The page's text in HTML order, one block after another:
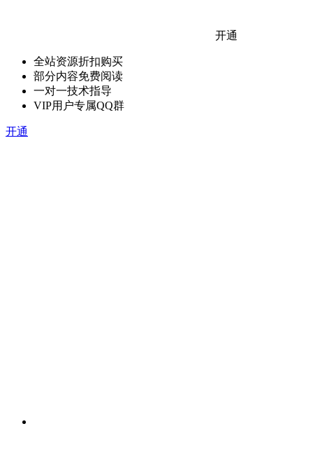
开通
全站资源折扣购买
部分内容免费阅读
一对一技术指导
VIP用户专属QQ群
开通